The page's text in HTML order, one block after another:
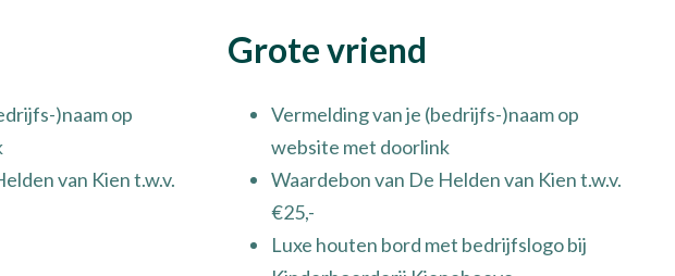
)naam op
van Kien t.w.v.
Grote vriend
Vermelding van je (bedrijfs-)naam op
website met doorlink
Waardebon van De Helden van Kien t.w.v.
€25,-
Luxe houten bord met bedrijfslogo bij